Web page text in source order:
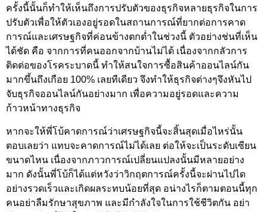
ครั้งนี้นั้นก็ทำให้เห็นถึงการปรับตัวของธุรกิจหลายธุรกิจในการ
ปรับตัวเพื่อให้ตัวเองอยู่รอดในสถานการณ์ที่ยากต่อการคาด
การณ์และเศรษฐกิจที่ค่อนข้างตกต่ำในช่วงนี้ ตัวอย่างช่นที่เห็น
ได้ชัด คือ จากการที่คนออกจากบ้านไม่ได้ เนื่องจากกลัวการ
ติดต่อของโรคระบาดนี้ ทำให้สนใจการซื้อสินค้าออนไลน์กัน
มากขึ้นถึงเกือย 100% เลยทีเดียว จึงทำให้ธุรกิจต่างๆจึงหันไป
จับธุรกิจออนไลน์กันอย่างมาก เพื่อความอยู่รอดและความ
ก้าวหน้าทางธุรกิจ
หากจะให้พี่โบ้คาดการณ์ว่าเศรษฐกิจนี้จะสิ้นสุดเมื่อไหร่นั้น
ตอบเลยว่า แทบจะคาดการณ์ไม่ได้เลย ต่อให้จะเป็นระดับเซียน
ขนาดไหน เนื่องจากภาวการณ์เปลี่ยนแปลงนั้นมีหลายอย่าง
มาก ดังนั้นพี่โบ้ก็ได้แต่หวังว่าวิกฤตการณ์ครั้งนี้จะผ่านไปได
อย่างรวดเร็วและเกิดผลระทบน้อยที่สุด อน่างไรก็ตามตอนนี้ทุก
คนอย่าลืมรักษาสุขภาพ และมีกำลังใจในการใช้ชีวิตกัน อย่า